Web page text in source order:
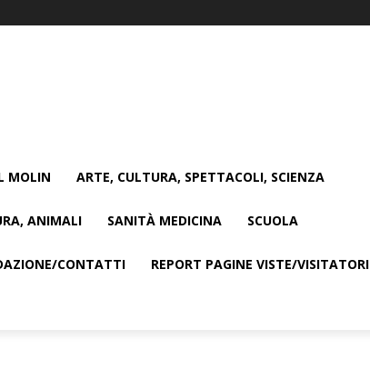
MOLIN ARTE, CULTURA, SPETTACOLI, SCIENZA
ANIMALI SANITÀ MEDICINA SCUOLA
CONTATTI REPORT PAGINE VISTE/VISITATORI